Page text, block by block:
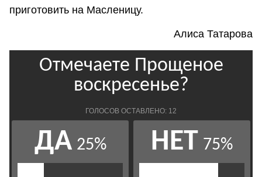
приготовить на Масленицу.
Алиса Татарова